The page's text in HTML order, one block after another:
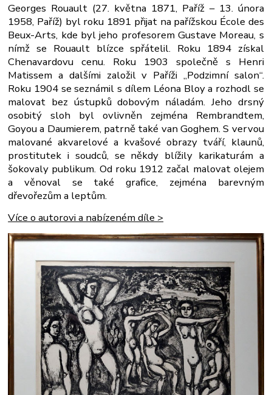
Georges Rouault (27. května 1871, Paříž – 13. února
1958, Paříž) byl roku 1891 přijat na pařížskou École des
Beux-Arts, kde byl jeho profesorem Gustave Moreau, s
nímž se Rouault blízce spřátelil. Roku 1894 získal
Chenavardovu cenu. Roku 1903 společně s Henri
Matissem a dalšími založil v Paříži „Podzimní salon“.
Roku 1904 se seznámil s dílem Léona Bloy a rozhodl se
malovat bez ústupků dobovým náladám. Jeho drsný
osobitý sloh byl ovlivněn zejména Rembrandtem,
Goyou a Daumierem, patrně také van Goghem. S vervou
malované akvarelové a kvašové obrazy tváří, klaunů,
prostitutek i soudců, se někdy blížily karikaturám a
šokovaly publikum. Od roku 1912 začal malovat olejem
a věnoval se také grafice, zejména barevným
dřevořezům a leptům.
Více o autorovi a nabízeném díle >